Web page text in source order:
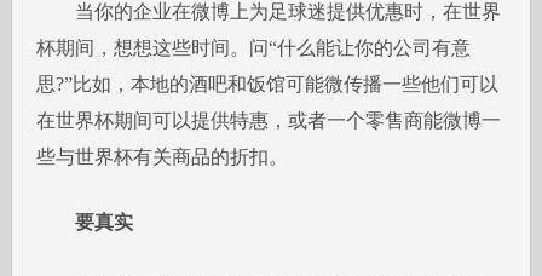
当你的企业在微博上为足球迷提供优惠时，在世界
杯期间，想想这些时间。问“什么能让你的公司有意
思?”比如，本地的酒吧和饭馆可能微传播一些他们可以
在世界杯期间可以提供特惠，或者一个零售商能微博一
些与世界杯有关商品的折扣。
要真实